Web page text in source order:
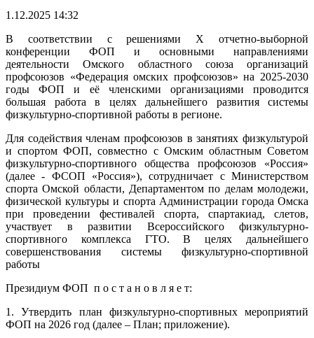
1.12.2025 14:32
В соответствии с решениями Х отчетно-выборной
конференции ФОП и основными направлениями
деятельности Омского областного союза организаций
профсоюзов «Федерация омских профсоюзов» на 2025-2030
годы ФОП и её членскими организациями проводится
большая работа в целях дальнейшего развития системы
физкультурно-спортивной работы в регионе.
Для содействия членам профсоюзов в занятиях физкультурой
и спортом ФОП, совместно с Омским областным Советом
физкультурно-спортивного общества профсоюзов «Россия»
(далее - ФСОП «Россия»), сотрудничает с Министерством
спорта Омской области, Департаментом по делам молодежи,
физической культуры и спорта Администрации города Омска
при проведении фестивалей спорта, спартакиад, слетов,
участвует в развитии Всероссийского физкультурно-
спортивного комплекса ГТО. В целях дальнейшего
совершенствования системы физкультурно-спортивной
работы
Президиум ФОП п о с т а н о в л я е т:
1. Утвердить план физкультурно-спортивных мероприятий
ФОП на 2026 год (далее – План; приложение).